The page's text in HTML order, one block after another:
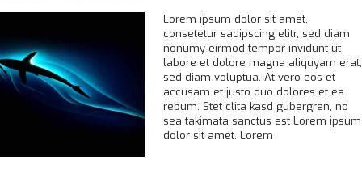
Lorem ipsum dolor sit amet,
consetetur sadipscing elitr, sed diam
nonumy eirmod tempor invidunt ut
labore et dolore magna aliquyam erat,
sed diam voluptua. At vero eos et
accusam et justo duo dolores et ea
rebum. Stet clita kasd gubergren, no
sea takimata sanctus est Lorem ipsum
dolor sit amet. Lorem